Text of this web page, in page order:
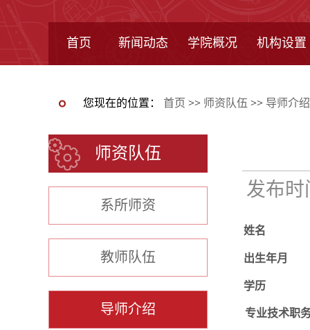
首页 新闻动态 学院概况 机构设置
您现在的位置： 首页 >> 师资队伍 >> 导师介绍
师资队伍
系所师资
教师队伍
导师介绍
发布
姓名
出生年月
学历
专业技术职